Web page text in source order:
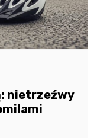
nietrzeźwy